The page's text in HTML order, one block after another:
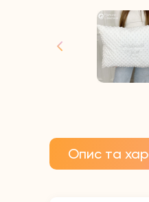
Опис та